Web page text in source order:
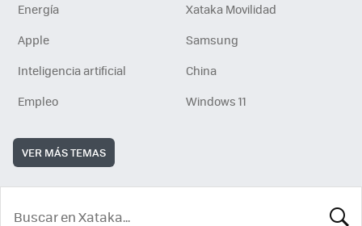
Energía
Xataka Movilidad
Apple
Samsung
Inteligencia artificial
China
Empleo
Windows 11
VER MÁS TEMAS